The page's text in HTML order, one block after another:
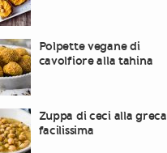
Polpette vegane di
cavolfiore alla tahina
Zuppa di ceci alla greca
facilissima